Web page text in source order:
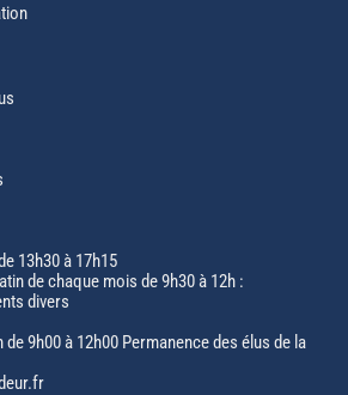
13h30 à 17h15
de chaque mois de 9h30 à 12h :
divers
9h00 à 12h00 Permanence des élus de la